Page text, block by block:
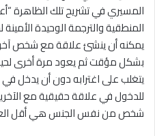
المسيري في تشريح تلك الظاهرة
المنطقية والترجمة الوحيدة
يمكنه أن ينشئ علاقة مع شخص
بشكل مؤقت ثم يعود مرة أخرى
يتغلب على اغترابه دون أن يدخل
للدخول في علاقة حقيقية مع
شخص من نفس الجنس هي أقل